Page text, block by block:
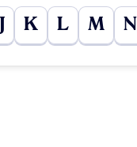
K L M N